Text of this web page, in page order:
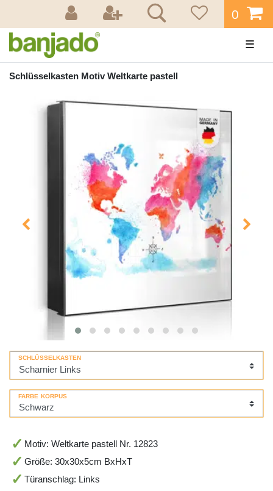
0
☰
Schlüsselkasten Motiv Weltkarte pastell
SCHLÜSSELKASTEN
FARBE KORPUS
Motiv: Weltkarte pastell Nr. 12823
Größe: 30x30x5cm BxHxT
Türanschlag: Links